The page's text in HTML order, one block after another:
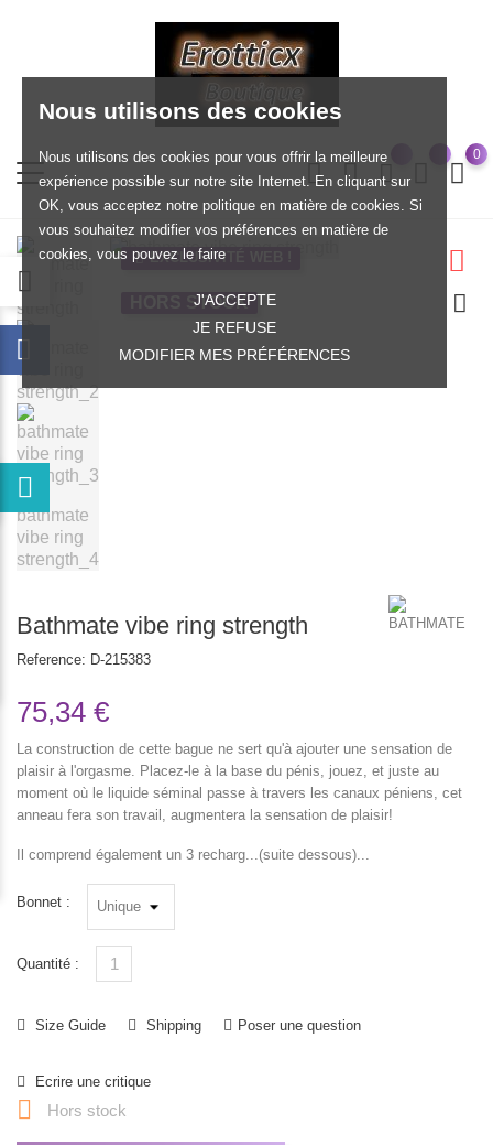
Nous utilisons des cookies
Nous utilisons des cookies pour vous offrir la meilleure
expérience possible sur notre site Internet. En cliquant sur
OK, vous acceptez notre politique en matière de cookies. Si
vous souhaitez modifier vos préférences en matière de
cookies, vous pouvez le faire
J'ACCEPTE
JE REFUSE
MODIFIER MES PRÉFÉRENCES
0
EXCLUSIVITÉ WEB !
HORS STOCK
Bathmate vibe ring strength
Reference: D-215383
75,34 €
La construction de cette bague ne sert qu'à ajouter une sensation de
plaisir à l'orgasme. Placez-le à la base du pénis, jouez, et juste au
moment où le liquide séminal passe à travers les canaux péniens, cet
anneau fera son travail, augmentera la sensation de plaisir!
Il comprend également un 3 recharg...(suite dessous)...
Bonnet :
Quantité :
Size Guide Shipping Poser une question
Ecrire une critique
 Hors stock